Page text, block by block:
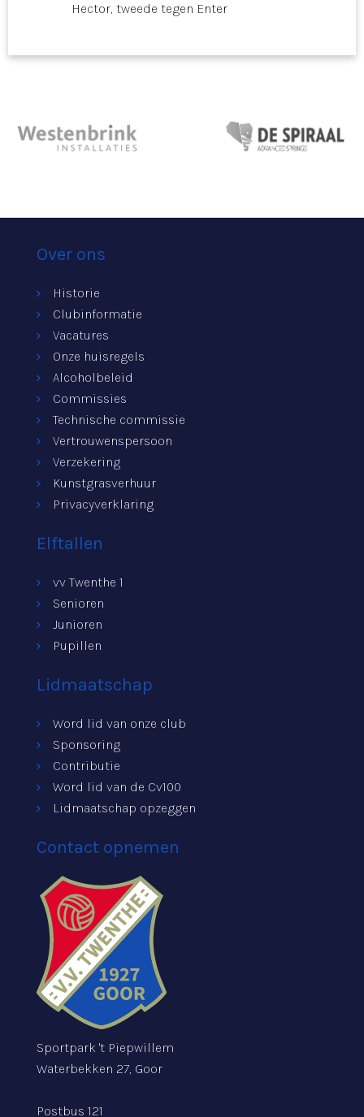
Hector, tweede tegen Enter
Over ons
Historie
Clubinformatie
Vacatures
Onze huisregels
Alcoholbeleid
Commissies
Technische commissie
Vertrouwenspersoon
Verzekering
Kunstgrasverhuur
Privacyverklaring
Elftallen
vv Twenthe 1
Senioren
Junioren
Pupillen
Lidmaatschap
Word lid van onze club
Sponsoring
Contributie
Word lid van de Cv100
Lidmaatschap opzeggen
Contact opnemen
Sportpark 't Piepwillem
Waterbekken 27, Goor
Postbus 121